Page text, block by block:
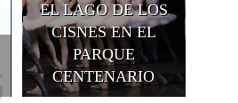
EL LAGO DE LOS
CISNES EN EL
PARQUE
CENTENARIO